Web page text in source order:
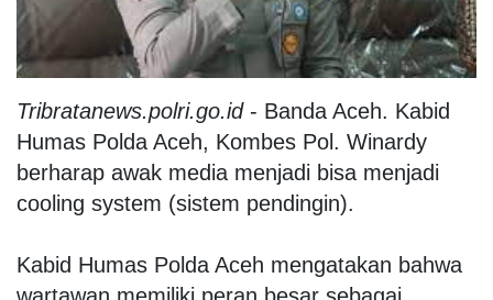
Tribratanews.polri.go.id - Banda Aceh. Kabid
Humas Polda Aceh, Kombes Pol. Winardy
berharap awak media menjadi bisa menjadi
cooling system (sistem pendingin).
Kabid Humas Polda Aceh mengatakan bahwa